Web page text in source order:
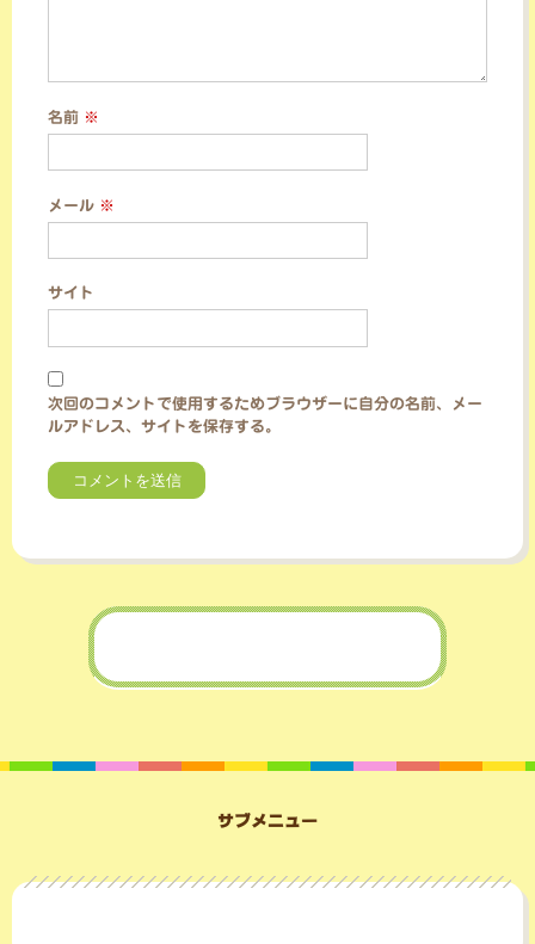
名前 ※
メール ※
サイト
次回のコメントで使用するためブラウザーに自分の名前、メー
ルアドレス、サイトを保存する。
サブメニュー